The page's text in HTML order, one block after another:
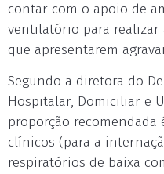
contar com o apoio de
ventilatório para realizar
que apresentarem
Segundo a diretora do
Hospitalar, Domiciliar e
proporção recomendada
clínicos (para a
respiratórios de baixa